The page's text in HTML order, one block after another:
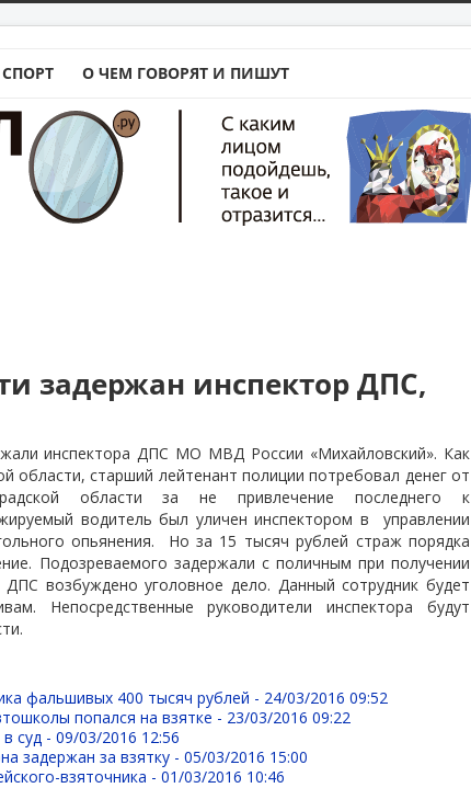
СПОРТ О ЧЕМ ГОВОРЯТ И ПИШУТ
задержан инспектор ДПС,
инспектора ДПС МО МВД России «Михайловский». Как
области, старший лейтенант полиции потребовал денег от
области за не привлечение последнего к
водитель был уличен инспектором в
управлении
опьянения.
Но за 15 тысяч рублей страж порядка
Подозреваемого задержали с поличным при получении
возбуждено уголовное дело. Данный сотрудник будет
Непосредственные руководители инспектора будут
фальшивых 400 тысяч рублей - 24/03/2016 09:52
попался на взятке - 23/03/2016 09:22
в суд -09/03/2016 12:56
задержан за взятку -05/03/2016 15:00
взяточника -01/03/2016 10:46